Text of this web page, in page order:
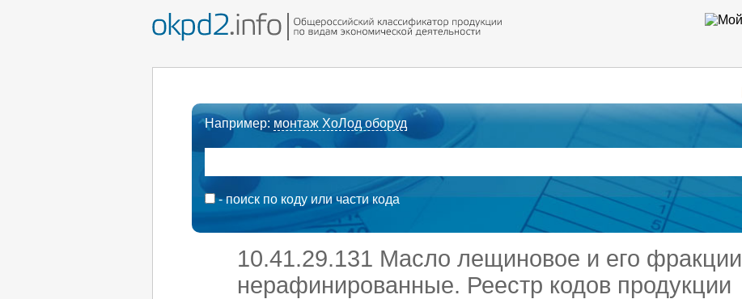
Например: монтаж ХоЛод оборуд
- поиск по коду или части кода
10.41.29.131 Масло лещиновое и его фракции
нерафинированные. Реестр кодов продукции